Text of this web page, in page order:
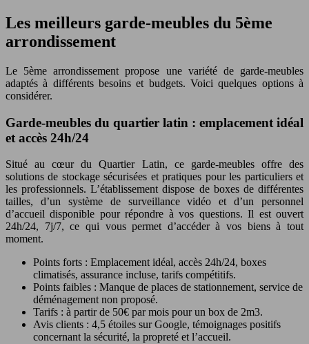
Les meilleurs garde-meubles du 5ème
arrondissement
Le 5ème arrondissement propose une variété de garde-meubles
adaptés à différents besoins et budgets. Voici quelques options à
considérer.
Garde-meubles du quartier latin : emplacement idéal
et accès 24h/24
Situé au cœur du Quartier Latin, ce garde-meubles offre des
solutions de stockage sécurisées et pratiques pour les particuliers et
les professionnels. L’établissement dispose de boxes de différentes
tailles, d’un système de surveillance vidéo et d’un personnel
d’accueil disponible pour répondre à vos questions. Il est ouvert
24h/24, 7j/7, ce qui vous permet d’accéder à vos biens à tout
moment.
Points forts : Emplacement idéal, accès 24h/24, boxes
climatisés, assurance incluse, tarifs compétitifs.
Points faibles : Manque de places de stationnement, service de
déménagement non proposé.
Tarifs : à partir de 50€ par mois pour un box de 2m3.
Avis clients : 4,5 étoiles sur Google, témoignages positifs
concernant la sécurité, la propreté et l’accueil.